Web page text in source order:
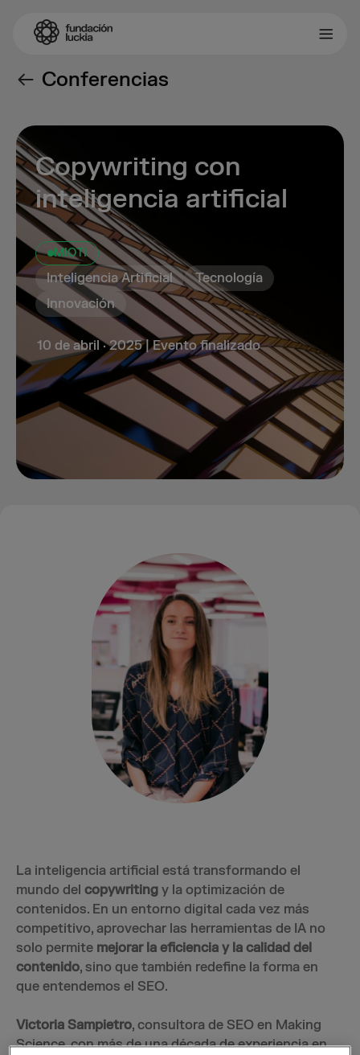
Conferencias
Copywriting con
inteligencia artificial
MIOTI
Inteligencia Artificial
Tecnología
Innovación
10 de abril · 2025 | Evento finalizado
La inteligencia artificial está transformando el
mundo del copywriting y la optimización de
contenidos. En un entorno digital cada vez más
competitivo, aprovechar las herramientas de IA no
solo permite mejorar la eficiencia y la calidad del
contenido, sino que también redefine la forma en
que entendemos el SEO.
Victoria Sampietro, consultora de SEO en Making
Science, con más de una década de experiencia en